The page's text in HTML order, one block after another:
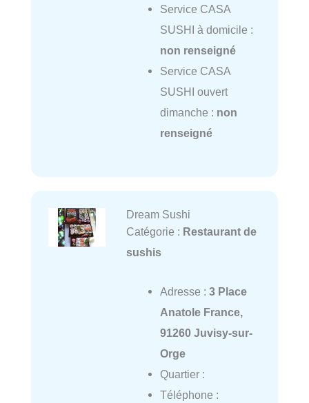
Service CASA
SUSHI à domicile :
non renseigné
Service CASA
SUSHI ouvert
dimanche : non
renseigné
Dream Sushi
Catégorie : Restaurant de
sushis
Adresse : 3 Place
Anatole France,
91260 Juvisy-sur-
Orge
Quartier :
Téléphone :